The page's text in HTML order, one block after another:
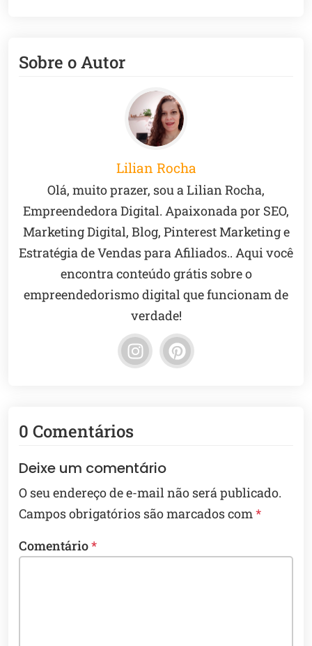
Sobre o Autor
Lilian Rocha
Olá, muito prazer, sou a Lilian Rocha,
Empreendedora Digital. Apaixonada por SEO,
Marketing Digital, Blog, Pinterest Marketing e
Estratégia de Vendas para Afiliados.. Aqui você
encontra conteúdo grátis sobre o
empreendedorismo digital que funcionam de
verdade!
0 Comentários
Deixe um comentário
O seu endereço de e-mail não será publicado.
Campos obrigatórios são marcados com*
Comentário*